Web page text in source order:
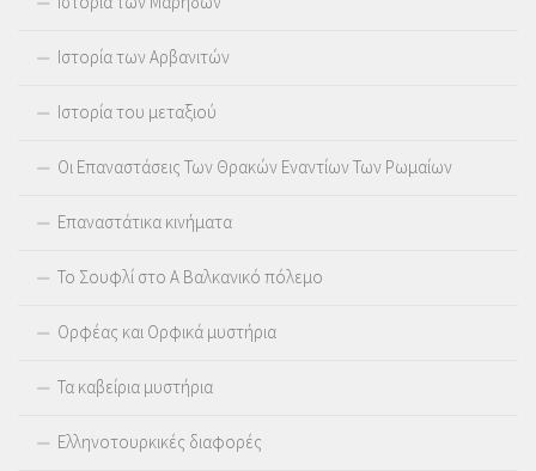
Ιστορία των Αρβανιτών
Ιστορία του μεταξιού
Οι Επαναστάσεις Των Θρακών Εναντίων Των Ρωμαίων
Επαναστάτικα κινήματα
Το Σουφλί στο Α Βαλκανικό πόλεμο
Ορφέας και Ορφικά μυστήρια
Τα καβείρια μυστήρια
Ελληνοτουρκικές διαφορές